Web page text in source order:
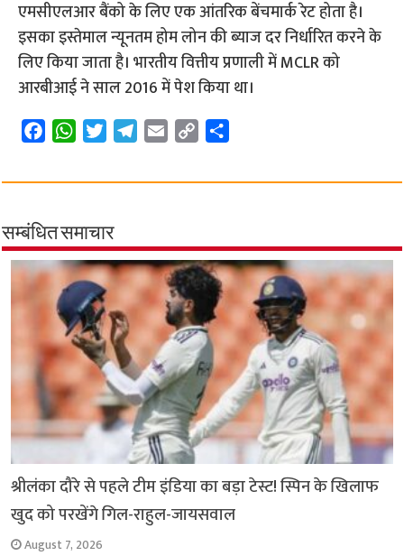
एमसीएलआर बैंको के लिए एक आंतरिक बेंचमार्क रेट होता है।
इसका इस्तेमाल न्यूनतम होम लोन की ब्याज दर निर्धारित करने के
लिए किया जाता है। भारतीय वित्तीय प्रणाली में MCLR को
आरबीआई ने साल 2016 में पेश किया था।
c
b
o
o
W
a
s
A
p
p
i
t
e
r
l
r
a
m
a
p
i
n
k
a
सम्बंधित समाचार
श्रीलंका दौरे से पहले टीम इंडिया का बड़ा टेस्ट! स्पिन के खिलाफ
खुद को परखेंगे गिल-राहुल-जायसवाल
August 7, 2026